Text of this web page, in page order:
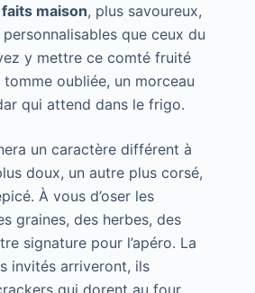
maison, plus savoureux,
que ceux du
y mettre ce comté fruité
oubliée, un morceau
qui attend dans le frigo.
un caractère différent à
doux, un autre plus corsé,
À vous d’oser les
graines, des herbes, des
signature pour l’apéro. La
invités arriveront, ils
qui dorent au four